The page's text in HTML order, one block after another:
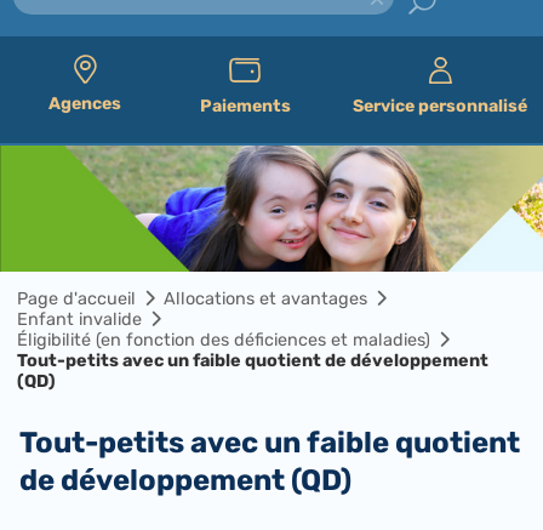
Agences Paiements Service personnalisé
Page d'accueil
Allocations et avantages
Enfant invalide
Éligibilité (en fonction des déficiences et maladies)
Tout-petits avec un faible quotient de développement
(QD)
Tout-petits avec un faible quotient
de développement (QD)